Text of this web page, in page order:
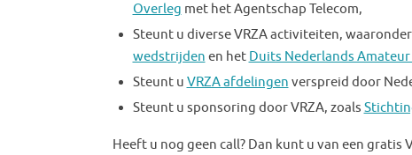
Overleg met het Agentschap Telecom,
Steunt u diverse VRZA activiteiten,
wedstrijden en het Duits Nederlands
Steunt u VRZA afdelingen verspreid door
Steunt u sponsoring door VRZA, zoals
Heeft u nog geen call? Dan kunt u van een gratis